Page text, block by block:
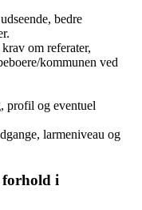
bedre
om referater,
kommunen ved
profil og eventuel
larmeniveau og
forhold i